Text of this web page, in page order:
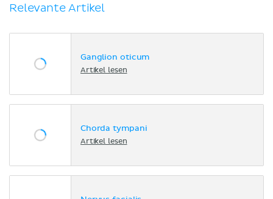
Relevante Artikel
Ganglion oticum
Artikel lesen
Chorda tympani
Artikel lesen